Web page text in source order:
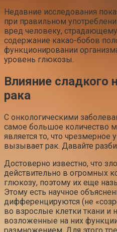
Недавние исследования
при правильном
вред человеку,
содержание какао-бобов
функционировании
уровень глюкозы.
Влияние сладкого
рака
С онкологическими
самое большое количество
является то, что чрезмерное
вызывает рак. Давайте
Достоверно известно, что
действительно в огромных
глюкозу, поэтому их еще
Этому есть научное
дифференцируются (не
во взрослые клетки ткани и
возложенные на них